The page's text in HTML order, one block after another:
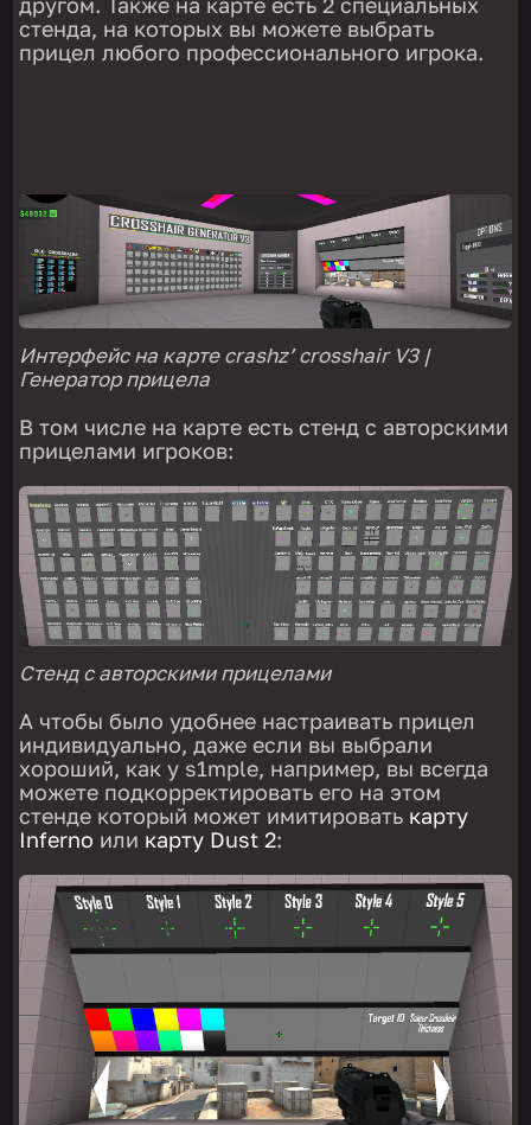
стенда, на которых вы можете выбрать
прицел любого профессионального игрока.
Интерфейс на карте crashz’ crosshair V3 |
Генератор прицела
В том числе на карте есть стенд с авторскими
прицелами игроков:
Стенд с авторскими прицелами
А чтобы было удобнее настраивать прицел
индивидуально, даже если вы выбрали
хороший, как у s1mple, например, вы всегда
можете подкорректировать его на этом
стенде который может имитировать карту
Inferno или карту Dust 2: